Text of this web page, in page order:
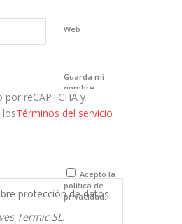
Web
Guarda mi
nombre,
correo
electrónico y
que comente.
reCAPTCHA y
losTérminos del servicio
Acepto la
política de
privacidad.
protección de datos
Termic SL.